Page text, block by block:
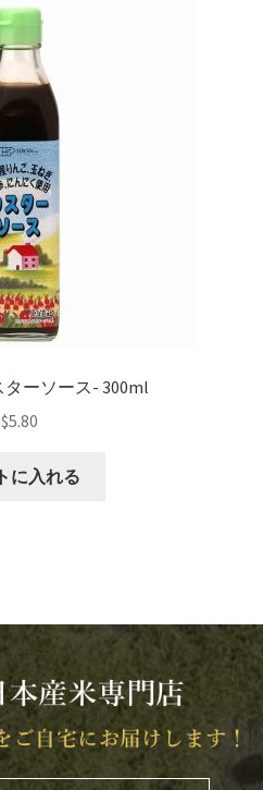
ーソース- 300ml
$5.80
に入れる